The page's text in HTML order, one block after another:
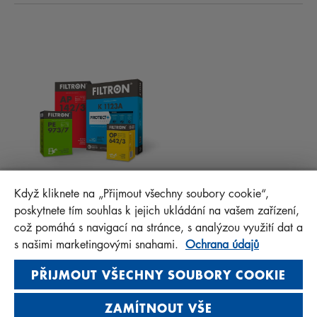
FAQ
MANN+HUMMEL FT Poland
Sp. z o. o. Sp. k.
ul. Wrocławska 145, 63-800 GOSTYŃ, POLAND
Privacy Statement
Imprint
Když kliknete na „Přijmout všechny soubory cookie“,
poskytnete tím souhlas k jejich ukládání na vašem zařízení,
což pomáhá s navigací na stránce, s analýzou využití dat a
s našimi marketingovými snahami. Ochrana údajů
PŘIJMOUT VŠECHNY SOUBORY COOKIE
ZAMÍTNOUT VŠE